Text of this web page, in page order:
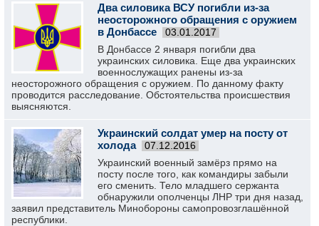
Два силовика ВСУ погибли из-за
неосторожного обращения с оружием
в Донбассе
03.01.2017
В Донбассе 2 января погибли два
украинских силовика. Еще два украинских
военнослужащих ранены из-за
неосторожного обращения с оружием. По данному факту
проводится расследование. Обстоятельства происшествия
выясняются.
Украинский солдат умер на посту от
холода
07.12.2016
Украинский военный замёрз прямо на
посту после того, как командиры забыли
его сменить. Тело младшего сержанта
обнаружили ополченцы ЛНР три дня назад,
заявил представитель Минобороны самопровозглашённой
республики.